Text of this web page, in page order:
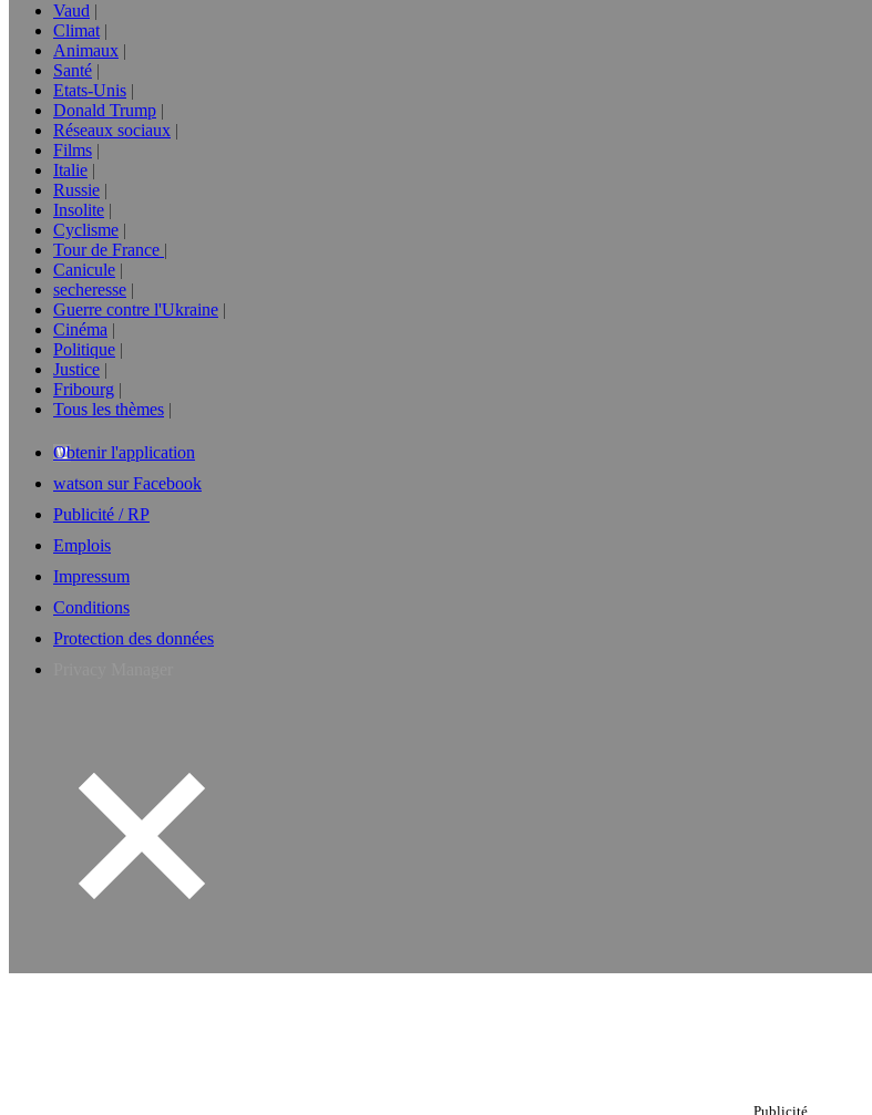
Vaud
Climat
Animaux
Santé
Etats-Unis
Donald Trump
Réseaux sociaux
Films
Italie
Russie
Insolite
Cyclisme
Tour de France
Canicule
secheresse
Guerre contre l'Ukraine
Cinéma
Politique
Justice
Fribourg
Tous les thèmes
Obtenir l'application
watson sur Facebook
Publicité / RP
Emplois
Impressum
Conditions
Protection des données